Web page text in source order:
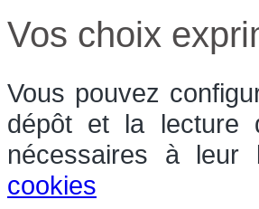
Vos choix
Vous pouvez
dépôt et la lecture
nécessaires à
cookies